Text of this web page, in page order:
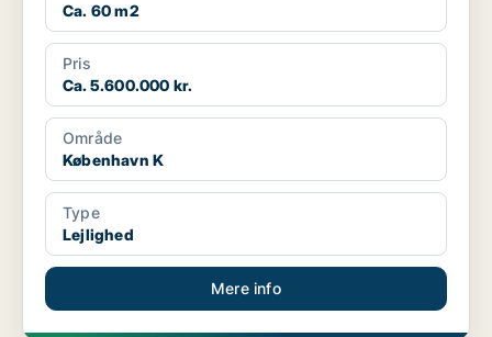
Ca. 60 m2
Pris
Ca. 5.600.000 kr.
Område
København K
Type
Lejlighed
Mere info